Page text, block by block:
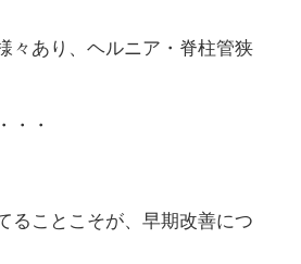
々あり、ヘルニア・脊柱管狭
・・
ることこそが、早期改善につ